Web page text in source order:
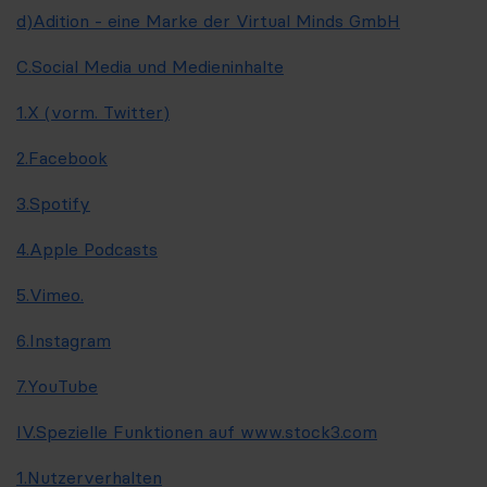
d)Adition - eine Marke der Virtual Minds GmbH
C.Social Media und Medieninhalte
1.X (vorm. Twitter)
2.Facebook
3.Spotify
4.Apple Podcasts
5.Vimeo.
6.Instagram
7.YouTube
IV.Spezielle Funktionen auf www.stock3.com
1.Nutzerverhalten